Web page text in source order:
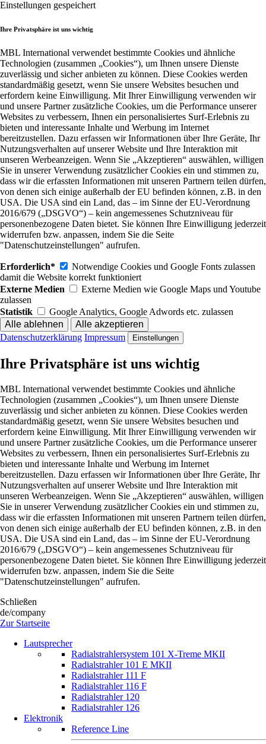
Einstellungen gespeichert
Ihre Privatsphäre ist uns wichtig
MBL International verwendet bestimmte Cookies und ähnliche
Technologien (zusammen „Cookies“), um Ihnen unsere Dienste
zuverlässig und sicher anbieten zu können. Diese Cookies werden
standardmäßig gesetzt, wenn Sie unsere Websites besuchen und
erfordern keine Einwilligung. Mit Ihrer Einwilligung verwenden wir
und unsere Partner zusätzliche Cookies, um die Performance unserer
Websites zu verbessern, Ihnen ein personalisiertes Surf-Erlebnis zu
bieten und interessante Inhalte und Werbung im Internet
bereitzustellen. Dazu erfassen wir Informationen über Ihre Geräte, Ihr
Nutzungsverhalten auf unserer Website und Ihre Interaktion mit
unseren Werbeanzeigen. Wenn Sie „Akzeptieren“ auswählen, willigen
Sie in unserer Verwendung zusätzlicher Cookies ein und stimmen zu,
dass wir die erfassten Informationen mit unseren Partnern teilen dürfen,
von denen sich einige außerhalb der EU befinden können, z.B. in den
USA. Die USA sind ein Land, das – im Sinne der EU-Verordnung
2016/679 („DSGVO“) – kein angemessenes Schutzniveau für
personenbezogene Daten bietet. Sie können Ihre Einwilligung jederzeit
widerrufen bzw. anpassen, indem Sie die Seite
"Datenschutzeinstellungen" aufrufen.
Erforderlich*
Notwendige Cookies und Google Fonts zulassen
damit die Website korrekt funktioniert
Externe Medien
Externe Medien wie Google Maps und Youtube
zulassen
Statistik
Google Analytics, Google Adwords etc. zulassen
Datenschutzerklärung Impressum Einstellungen
Ihre Privatsphäre ist uns wichtig
MBL International verwendet bestimmte Cookies und ähnliche
Technologien (zusammen „Cookies“), um Ihnen unsere Dienste
zuverlässig und sicher anbieten zu können. Diese Cookies werden
standardmäßig gesetzt, wenn Sie unsere Websites besuchen und
erfordern keine Einwilligung. Mit Ihrer Einwilligung verwenden wir
und unsere Partner zusätzliche Cookies, um die Performance unserer
Websites zu verbessern, Ihnen ein personalisiertes Surf-Erlebnis zu
bieten und interessante Inhalte und Werbung im Internet
bereitzustellen. Dazu erfassen wir Informationen über Ihre Geräte, Ihr
Nutzungsverhalten auf unserer Website und Ihre Interaktion mit
unseren Werbeanzeigen. Wenn Sie „Akzeptieren“ auswählen, willigen
Sie in unserer Verwendung zusätzlicher Cookies ein und stimmen zu,
dass wir die erfassten Informationen mit unseren Partnern teilen dürfen,
von denen sich einige außerhalb der EU befinden können, z.B. in den
USA. Die USA sind ein Land, das – im Sinne der EU-Verordnung
2016/679 („DSGVO“) – kein angemessenes Schutzniveau für
personenbezogene Daten bietet. Sie können Ihre Einwilligung jederzeit
widerrufen bzw. anpassen, indem Sie die Seite
"Datenschutzeinstellungen" aufrufen.
Schließen
de/company
Zur Startseite
Lautsprecher
Radialstrahlersystem 101 X-Treme MKII
Radialstrahler 101 E MKII
Radialstrahler 111 F
Radialstrahler 116 F
Radialstrahler 120
Radialstrahler 126
Elektronik
Reference Line